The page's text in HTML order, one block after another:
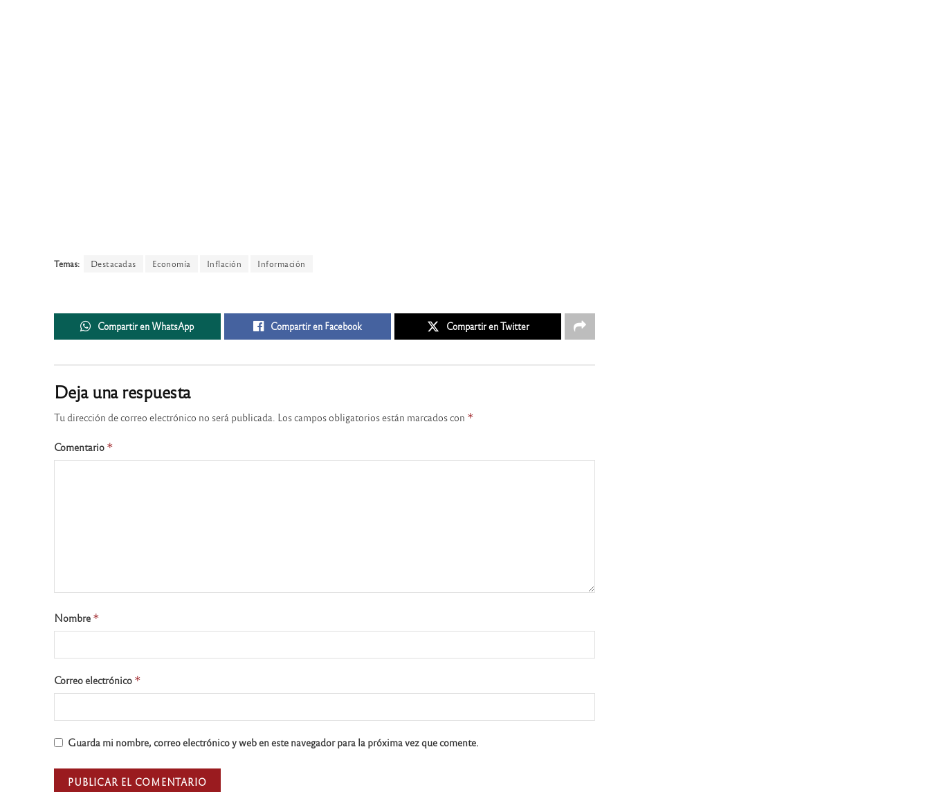
Temas: Destacadas Economía Inflación Información
Compartir en WhatsApp Compartir en Facebook Compartir en Twitter
Deja una respuesta
Tu dirección de correo electrónico no será publicada. Los campos obligatorios están marcados con *
Comentario *
Nombre *
Correo electrónico *
Guarda mi nombre, correo electrónico y web en este navegador para la próxima vez que comente.